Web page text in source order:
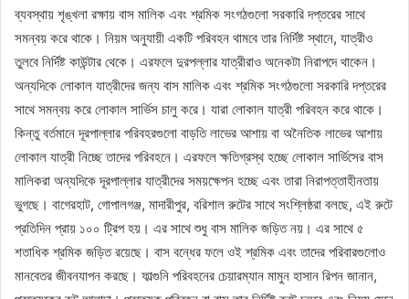
ব্যবস্থায় শৃঙ্খলা রক্ষায় বাস মালিক এবং শ্রমিক সংগঠগুলো সরকারি দপ্তরের সাথে
সমন্বয় করে থাকে। নিয়ম অনুযায়ী একটি পরিবহন থামবে তার নির্দিষ্ট স্থানে, যাত্রীও
তুলবে নির্দিষ্ট কাউন্টার থেকে। এরফলে দুরপল্লার যাত্রীরাও অনেকটা নিরাপদে থাকেন।
অন্যদিকে লোকাল যাত্রীদের জন্য বাস মালিক এবং শ্রমিক সংগঠগুলো সরকারি দপ্তরের
সাথে সমন্বয় করে লোকাল সার্ভিস চালু করে। যারা লোকাল যাত্রী পরিবহন করে থাকে।
কিন্তু বর্তমানে দূরপাল্লার পরিবহরগুলো বাড়তি লাভের আশায় বা অনৈতিক লাভের আশায়
লোকাল যাত্রী নিচ্ছে তাদের পরিবহনে। এরফলে ক্ষতিগ্রস্থ হচ্ছে লোকাল সার্ভিসের বাস
মালিকরা অন্যদিকে দূরপাল্লার যাত্রীদের সময়ক্ষেপন হচ্ছে এবং তারা নিরাপত্তাহীনতায়
ভুগছে। বাগেরহাট, গোপালগঞ্জ, মাদারীপুর, বরিশাল রুটের সাথে সংশ্লিষ্ঠরা বলছে, এই রুটে
প্রতিদিন প্রায় ১০০ ট্রিপ হয়। এর সাথে শুধু বাস মালিক জড়িত নয়। এর সাথে ৫
শতাধিক শ্রমিক জড়িত রয়েছে। বাস বন্ধের ফলে ওই শ্রমিক এবং তাদের পরিবারগুলোও
মানবেতর জীবনযাপন করছে। ফাল্গুনি পরিবহনের চেয়ারম্যান মামুন হাসান রিপন জানান,